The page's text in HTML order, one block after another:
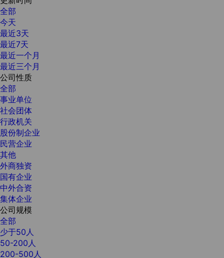
全部
今天
最近3天
最近7天
最近一个月
最近三个月
公司性质
全部
事业单位
社会团体
行政机关
股份制企业
民营企业
其他
外商独资
国有企业
中外合资
集体企业
公司规模
全部
少于50人
50-200人
200-500人